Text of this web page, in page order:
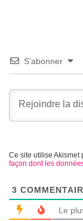
S’abonner
Ce site utilise
façon dont les
3
Le